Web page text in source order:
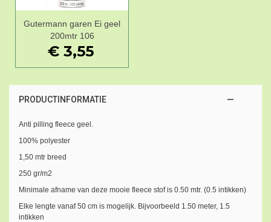
Gutermann garen Ei geel
200mtr 106
€ 3,55
PRODUCTINFORMATIE
Anti pilling fleece geel.
100% polyester
1,50 mtr breed
250 gr/m2
Minimale afname van deze mooie fleece stof is 0.50 mtr. (0.5 intikken)
Elke lengte vanaf 50 cm is mogelijk. Bijvoorbeeld 1.50 meter, 1.5
intikken